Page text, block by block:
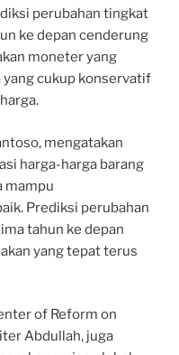
perubahan tingkat
ke depan cenderung
moneter yang
cukup konservatif
mengatakan
harga-harga barang
mampu
Prediksi perubahan
tahun ke depan
yang tepat terus
of Reform on
Abdullah, juga